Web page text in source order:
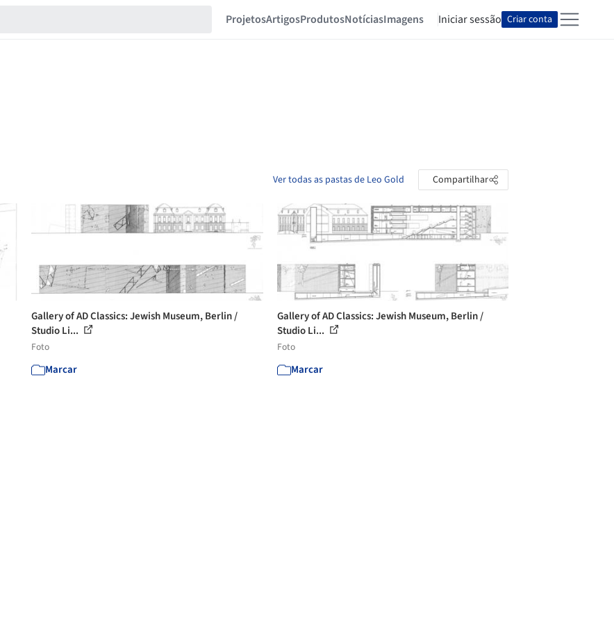
ProjetosArtigosProdutosNotíciasImagens Iniciar sessão Criar conta
Ver todas as pastas de Leo Gold Compartilhar
Gallery of AD Classics: Jewish Museum, Berlin /
Studio Li...
Foto
Marcar
Gallery of AD Classics: Jewish Museum, Berlin /
Studio Li...
Foto
Marcar